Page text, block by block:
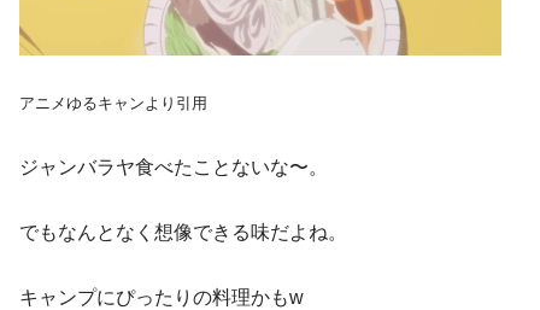
アニメゆるキャンより引用
ジャンバラヤ食べたことないな〜。
でもなんとなく想像できる味だよね。
キャンプにぴったりの料理かもw